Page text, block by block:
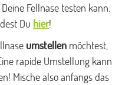
Fellnase testen kann.
Du hier!
umstellen möchtest,
rapide Umstellung kann
Mische also anfangs das